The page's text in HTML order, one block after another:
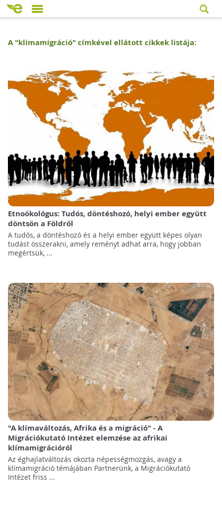
A "klímamigráció" címkével ellátott cikkek listája:
Etnoökológus: Tudós, döntéshozó, helyi ember együtt
döntsön a Földről
A tudós, a döntéshozó és a helyi ember együtt képes olyan
tudást összerakni, amely reményt adhat arra, hogy jobban
megértsük, ...
"A klímaváltozás, Afrika és a migráció" - A
Migrációkutató Intézet elemzése az afrikai
klímamigrációról
Az éghajlatváltozás okozta népességmozgás, avagy a
klímamigráció témájában Partnerünk, a Migrációkutató
Intézet friss ...